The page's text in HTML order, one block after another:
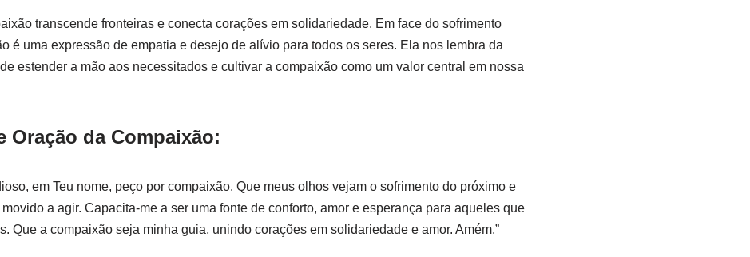
transcende fronteiras e conecta corações em solidariedade. Em face do sofrimento
é uma expressão de empatia e desejo de alívio para todos os seres. Ela nos lembra da
estender a mão aos necessitados e cultivar a compaixão como um valor central em nossa
Oração da Compaixão:
em Teu nome, peço por compaixão. Que meus olhos vejam o sofrimento do próximo e
a agir. Capacita-me a ser uma fonte de conforto, amor e esperança para aqueles que
Que a compaixão seja minha guia, unindo corações em solidariedade e amor. Amém.”